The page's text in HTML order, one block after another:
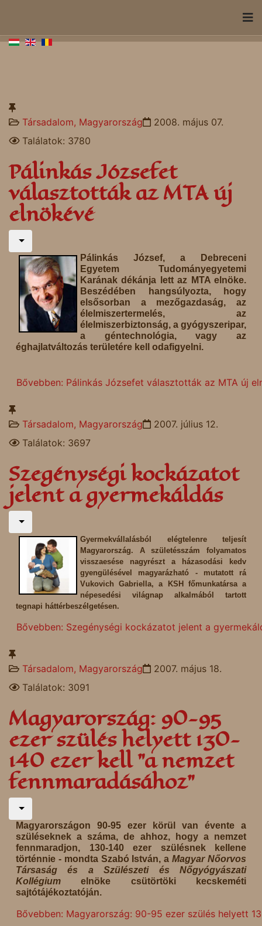
Társadalom, Magyarország
2008. május 07.
Találatok: 3780
Pálinkás Józsefet
választották az MTA új
elnökévé
Pálinkás József, a Debreceni
Egyetem Tudományegyetemi
Karának dékánja lett az MTA elnöke.
Beszédében hangsúlyozta, hogy
elsősorban a mezőgazdaság, az
élelmiszertermelés, az
élelmiszerbiztonság, a gyógyszeripar,
a géntechnológia, vagy az
éghajlatváltozás területére kell odafigyelni.
Bővebben: Pálinkás Józsefet választották az MTA új
Társadalom, Magyarország
2007. július 12.
Találatok: 3697
Szegénységi kockázatot
jelent a gyermekáldás
Gyermekvállalásból elégtelenre teljesít
Magyarország. A születésszám folyamatos
visszaesése nagyrészt a házasodási kedv
gyengülésével magyarázható - mutatott rá
Vukovich Gabriella, a KSH főmunkatársa a
népesedési világnap alkalmából tartott
tegnapi háttérbeszélgetésen.
Bővebben: Szegénységi kockázatot jelent a
Társadalom, Magyarország
2007. május 18.
Találatok: 3091
Magyarország: 90-95
ezer szülés helyett 130-
140 ezer kell "a nemzet
fennmaradásához"
Magyarországon 90-95 ezer körül van évente a
szüléseknek a száma, de ahhoz, hogy a nemzet
fennmaradjon, 130-140 ezer szülésnek kellene
történnie - mondta Szabó István, aMagyar Nőorvos
Társaság és a Szülészeti és Nőgyógyászati
Kollégium elnöke csütörtöki kecskeméti
sajtótájékoztatóján.
Bővebben: Magyarország: 90-95 ezer szülés helyett